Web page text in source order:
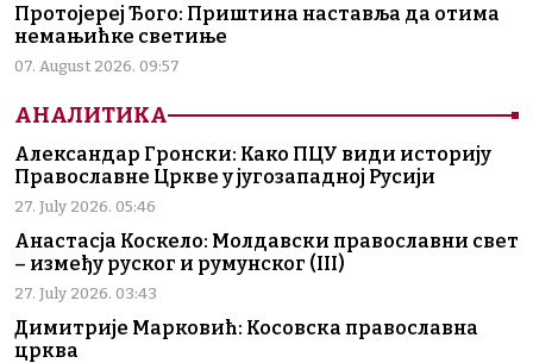
Протојереј Ђого: Приштина наставља да отима
немањићке светиње
07. August 2026. 09:57
АНАЛИТИКА
Александар Гронски: Како ПЦУ види историју
Православне Цркве у југозападној Русији
27. July 2026. 05:46
Анастасја Коскело: Молдавски православни свет
– између руског и румунског (III)
27. July 2026. 03:43
Димитрије Марковић: Косовска православна
црква